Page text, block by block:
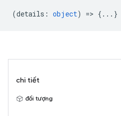
(details : object) => {...}
chi tiết
đối tượng